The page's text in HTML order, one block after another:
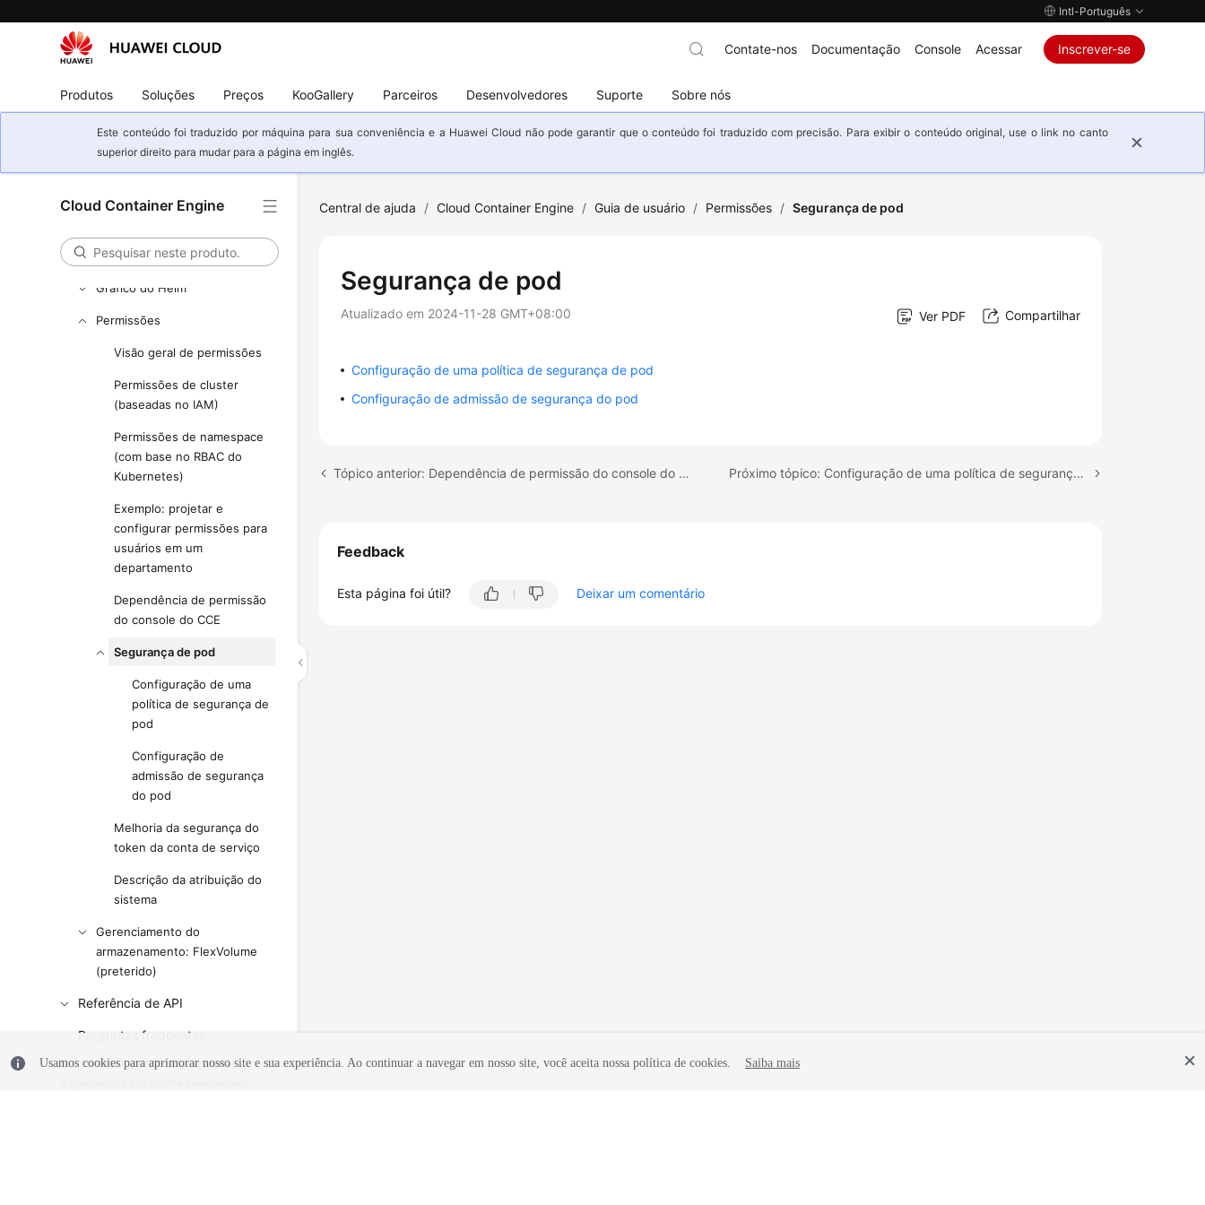
Intl-Português
Produtos Soluções Preços KooGallery Parceiros Desenvolvedores Suporte Sobre nós
Contate-nos Documentação Console Acessar Inscrever-se
Este conteúdo foi traduzido por máquina para sua conveniência e a Huawei Cloud não pode garantir que o conteúdo foi traduzido com precisão. Para exibir o conteúdo original, use o link no canto
superior direito para mudar para a página em inglês.
Cloud Container Engine
Armazenamento
Observabilidade
Namespaces
Complementos
Gráfico do Helm
Permissões
Visão geral de permissões
Permissões de cluster
(baseadas no IAM)
Permissões de namespace
(com base no RBAC do
Kubernetes)
Exemplo: projetar e
configurar permissões para
usuários em um
departamento
Dependência de permissão
do console do CCE
Segurança de pod
Configuração de uma
política de segurança de
pod
Configuração de
admissão de segurança
do pod
Melhoria da segurança do
token da conta de serviço
Descrição da atribuição do
sistema
Gerenciamento do
armazenamento: FlexVolume
(preterido)
Referência de API
Perguntas frequentes
No momento, o conteúdo não está
Central de ajuda / Cloud Container Engine / Guia de usuário / Permissões / Segurança de pod
Segurança de pod
Atualizado em 2024-11-28 GMT+08:00 Ver PDF Compartilhar
Configuração de uma política de segurança de pod
Configuração de admissão de segurança do pod
Tópico anterior: Dependência de permissão do console do CCE Próximo tópico: Configuração de uma política de segurança de pod
Feedback
Esta página foi útil? Deixar um comentário
Usamos cookies para aprimorar nosso site e sua experiência. Ao continuar a navegar em nosso site, você aceita nossa política de cookies. Saiba mais